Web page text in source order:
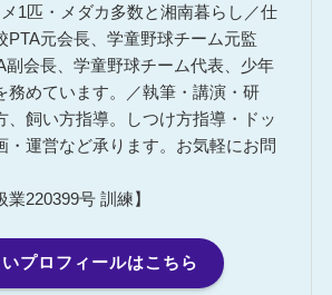
1匹・メダカ多数と湘南暮らし／仕
PTA元会長、学童野球チーム元監
副会長、学童野球チーム代表、少年
務めています。／執筆・講演・研
、飼い方指導。しつけ方指導・ドッ
・運営など承ります。お気軽にお問
業220399号 訓練】
プロフィールはこちら